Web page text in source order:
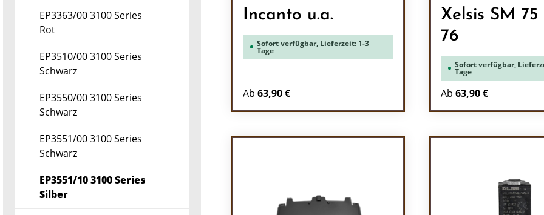
EP3363/00 3100 Series
Rot
EP3510/00 3100 Series
Schwarz
EP3550/00 3100 Series
Schwarz
EP3551/00 3100 Series
Schwarz
EP3551/10 3100 Series
Silber
Incanto u.a.
Sofort verfügbar, Lieferzeit: 1-3
Tage
Ab 63,90 €
Xelsis SM 75 / SM
76
Sofort verfügbar,
Tage
Ab 63,90 €